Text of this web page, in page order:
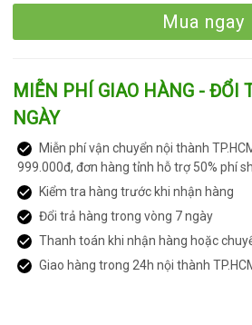
Mua ngay
MIỄN PHÍ GIAO HÀNG - ĐỔI
NGÀY
Miễn phí vận chuyển nội thành
999.000đ, đơn hàng tỉnh hỗ trợ 50% phí
Kiểm tra hàng trước khi nhận hàng
Đổi trả hàng trong vòng 7 ngày
Thanh toán khi nhận hàng hoặc
Giao hàng trong 24h nội thành